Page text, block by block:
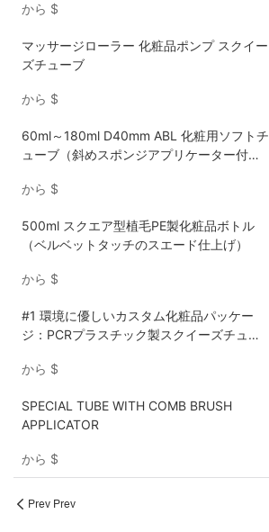
から $
マッサージローラー 化粧品ポンプ スクイー
ズチューブ
から $
60ml～180ml D40mm ABL 化粧用ソフトチ
ューブ（斜めスポンジアプリケーター付
から $
500ml スクエア型植毛PE製化粧品ボトル
（ベルベットタッチのスエード仕上げ）
から $
#1 環境に優しいカスタム化粧品パッケー
ジ：PCRプラスチック製スクイーズチュー
から $
SPECIAL TUBE WITH COMB BRUSH
APPLICATOR
から $
Prev Prev